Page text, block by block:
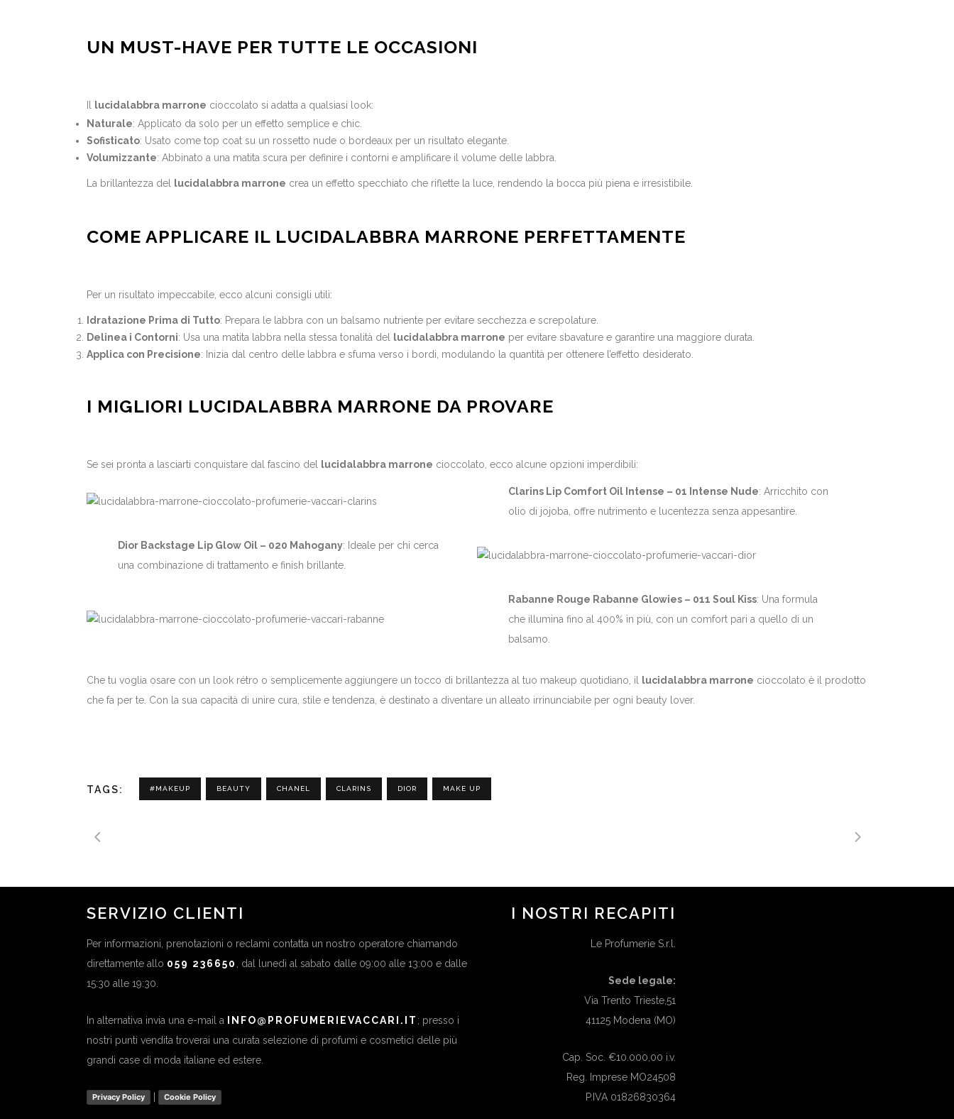
UN MUST-HAVE PER TUTTE LE OCCASIONI
lucidalabbra marrone cioccolato si adatta a qualsiasi look:
Naturale: Applicato da solo per un effetto semplice e chic.
Sofisticato: Usato come top coat su un rossetto nude o bordeaux per un risultato elegante.
Volumizzante: Abbinato a una matita scura per definire i contorni e amplificare il volume delle labbra.
La brillantezza del lucidalabbra marrone crea un effetto specchiato che riflette la luce, rendendo la bocca più piena e irresistibile.
COME APPLICARE IL LUCIDALABBRA MARRONE PERFETTAMENTE
Per un risultato impeccabile, ecco alcuni consigli utili:
Idratazione Prima di Tutto: Prepara le labbra con un balsamo nutriente per evitare secchezza e screpolature.
Delinea i Contorni: Usa una matita labbra nella stessa tonalità del lucidalabbra marrone per evitare sbavature e garantire una maggiore durata.
Applica con Precisione: Inizia dal centro delle labbra e sfuma verso i bordi, modulando la quantità per ottenere l’effetto desiderato.
I MIGLIORI LUCIDALABBRA MARRONE DA PROVARE
Se sei pronta a lasciarti conquistare dal fascino del lucidalabbra marrone cioccolato, ecco alcune opzioni imperdibili:
Clarins Lip Comfort Oil Intense – 01 Intense Nude: Arricchito con
olio di jojoba, offre nutrimento e lucentezza senza appesantire.
Dior Backstage Lip Glow Oil – 020 Mahogany: Ideale per chi cerca
una combinazione di trattamento e finish brillante.
Rabanne Rouge Rabanne Glowies – 011 Soul Kiss: Una formula
che illumina fino al 400% in più, con un comfort pari a quello di un
balsamo.
Che tu voglia osare con un look rétro o semplicemente aggiungere un tocco di brillantezza al tuo makeup quotidiano, il lucidalabbra marrone cioccolato è il prodotto
che fa per te. Con la sua capacità di unire cura, stile e tendenza, è destinato a diventare un alleato irrinunciabile per ogni beauty lover.
TAGS: #MAKEUP BEAUTY CHANEL CLARINS DIOR MAKE UP
SERVIZIO CLIENTI
Per informazioni, prenotazioni o reclami contatta un nostro operatore chiamando
direttamente allo 059 236650
, dal lunedì al sabato dalle 09:00 alle 13:00 e dalle
15:30 alle 19:30.
In alternativa invia una e-mail a INFO@PROFUMERIEVACCARI.IT ; presso i
nostri punti vendita troverai una curata selezione di profumi e cosmetici delle più
grandi case di moda italiane ed estere.
Privacy Policy Cookie Policy
I NOSTRI RECAPITI
Le Profumerie S.r.l.
Sede legale:
Via Trento Trieste,51
41125 Modena (MO)
Cap. Soc. €10.000,00 i.v.
Reg. Imprese MO24508
P.IVA 01826830364